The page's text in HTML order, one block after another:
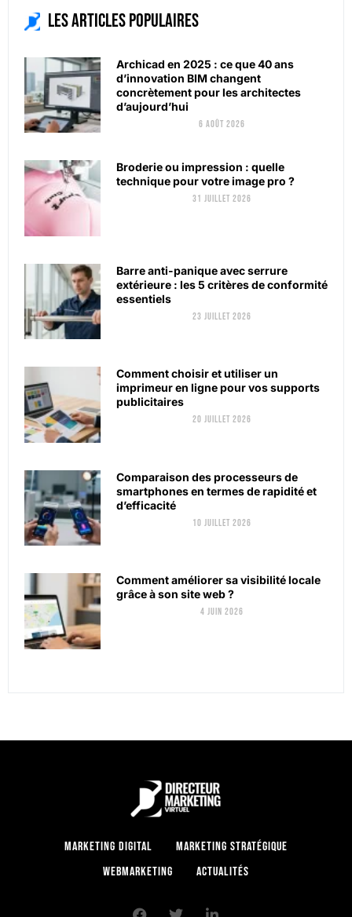
Les articles populaires
Archicad en 2025 : ce que 40 ans
d’innovation BIM changent
concrètement pour les architectes
d’aujourd’hui
6 août 2026
Broderie ou impression : quelle
technique pour votre image pro ?
31 juillet 2026
Barre anti-panique avec serrure
extérieure : les 5 critères de conformité
essentiels
23 juillet 2026
Comment choisir et utiliser un
imprimeur en ligne pour vos supports
publicitaires
20 juillet 2026
Comparaison des processeurs de
smartphones en termes de rapidité et
d’efficacité
10 juillet 2026
Comment améliorer sa visibilité locale
grâce à son site web ?
4 juin 2026
Marketing digital
Marketing stratégique
Webmarketing
Actualités